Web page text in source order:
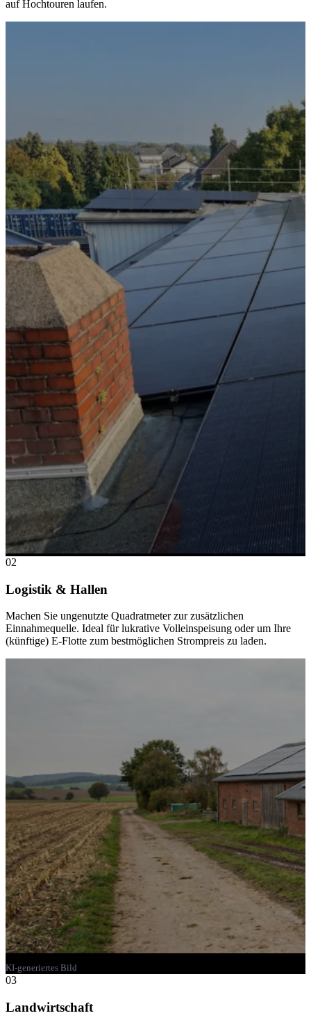
auf Hochtouren laufen.
02
Logistik & Hallen
Machen Sie ungenutzte Quadratmeter zur zusätzlichen
Einnahmequelle. Ideal für lukrative Volleinspeisung oder um Ihre
(künftige) E-Flotte zum bestmöglichen Strompreis zu laden.
KI-generiertes Bild
03
Landwirtschaft